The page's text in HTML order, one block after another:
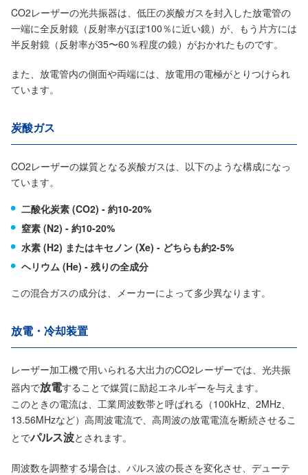
CO2レーザーの光共振器は、低圧の炭酸ガスを封入した放電管の
一端に全反射鏡（反射率がほぼ100％に近い鏡）が、もう片方には
半反射鏡（反射率が35〜60％程度の鏡）がおかれたものです。
また、放電管内の側面や両端には、放電用の電極がとりつけられ
ています。
炭酸ガス
CO2レーザーの媒質となる炭酸ガスは、以下のような構成になっ
ています。
二酸化炭素 (CO2) - 約10-20%
窒素 (N2) - 約10-20%
水素 (H2) またはキセノン (Xe) - どちらも約2-5%
ヘリウム (He) - 残りの全成分
この混合ガスの成分は、メーカーによって多少異なります。
放電・冷却装置
レーザー加工機で用いられる大出力のCO2レーザーでは、光共振
器内で放電することで媒質に励起エネルギーを与えます。
このときの電流は、工業周波数帯と呼ばれる（100kHz、2MHz、
13.56MHzなど）高周波電流で、高周波の放電電流を断続させるこ
とでパルス波とされます。
周波数を調整する場合は、パルス波の長さを変化させ、デューテ